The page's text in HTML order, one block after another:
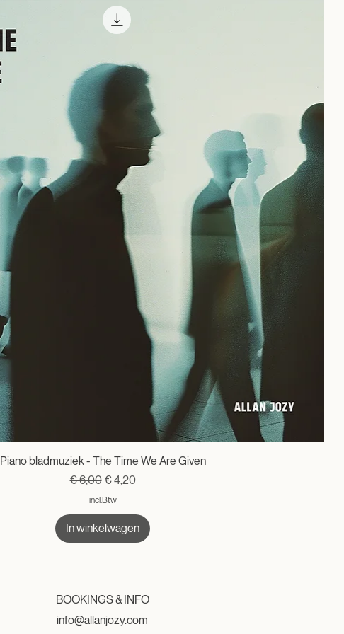
Piano bladmuziek - The Time We Are Given
Normale prijs
€ 6,00 Verkoopprijs
€ 4,20
incl.Btw
In winkelwagen
BOOKINGS & INFO
info@allanjozy.com